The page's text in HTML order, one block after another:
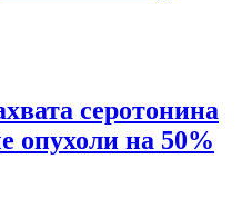
серотонина
опухоли на 50%